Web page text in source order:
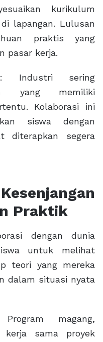
kurikulum
lapangan. Lulusan
praktis yang
pasar kerja.
: Industri sering
yang memiliki
Kolaborasi ini
siswa dengan
diterapkan segera
Praktik
dengan dunia
untuk melihat
teori yang mereka
dalam situasi nyata
magang,
kerja sama proyek